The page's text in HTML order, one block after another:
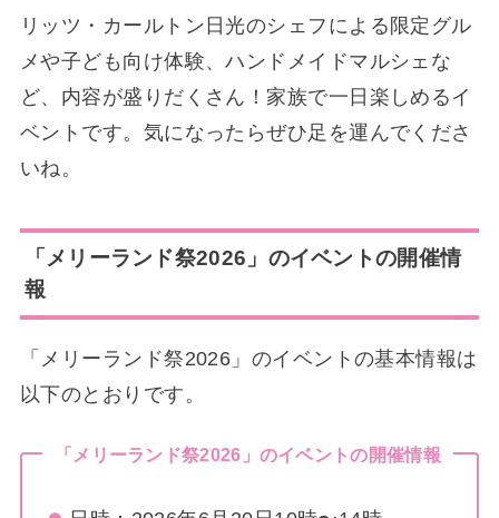
リッツ・カールトン日光のシェフによる限定グル
メや子ども向け体験、ハンドメイドマルシェな
ど、内容が盛りだくさん！家族で一日楽しめるイ
ベントです。気になったらぜひ足を運んでくださ
いね。
「メリーランド祭2026」のイベントの開催情
報
「メリーランド祭2026」のイベントの基本情報は
以下のとおりです。
「メリーランド祭2026」のイベントの開催情報